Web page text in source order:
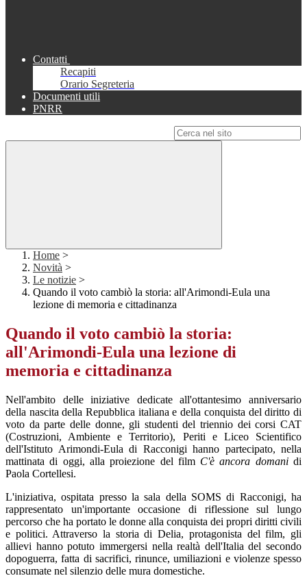
Contatti
Recapiti
Orario Segreteria
Documenti utili
PNRR
Home >
Novità >
Le notizie >
Quando il voto cambiò la storia: all'Arimondi-Eula una
lezione di memoria e cittadinanza
Quando il voto cambiò la storia:
all'Arimondi-Eula una lezione di
memoria e cittadinanza
Nell'ambito delle iniziative dedicate all'ottantesimo anniversario
della nascita della Repubblica italiana e della conquista del diritto di
voto da parte delle donne, gli studenti del triennio dei corsi CAT
(Costruzioni, Ambiente e Territorio), Periti e Liceo Scientifico
dell'Istituto Arimondi-Eula di Racconigi hanno partecipato, nella
mattinata di oggi, alla proiezione del film C'è ancora domanidi
Paola Cortellesi.
L'iniziativa, ospitata presso la sala della SOMS di Racconigi, ha
rappresentato un'importante occasione di riflessione sul lungo
percorso che ha portato le donne alla conquista dei propri diritti civili
e politici. Attraverso la storia di Delia, protagonista del film, gli
allievi hanno potuto immergersi nella realtà dell'Italia del secondo
dopoguerra, fatta di sacrifici, rinunce, umiliazioni e violenze spesso
consumate nel silenzio delle mura domestiche.